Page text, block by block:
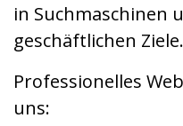
in Suchmaschinen
geschäftlichen Ziele.
Professionelles
uns: